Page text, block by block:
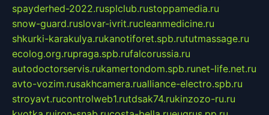
spayderhed-2022.rusplclub.rustoppamedia.ru
snow-guard.ruslovar-ivrit.rucleanmedicine.ru
shkurki-karakulya.rukanotiforet.spb.rututmassage.ru
ecolog.org.rupraga.spb.rufalcorussia.ru
autodoctorservis.rukamertondom.spb.runet-life.net.ru
avto-vozim.rusakhcamera.rualliance-electro.spb.ru
stroyavt.rucontrolweb1.rutdsak74.rukinzozo-ru.ru